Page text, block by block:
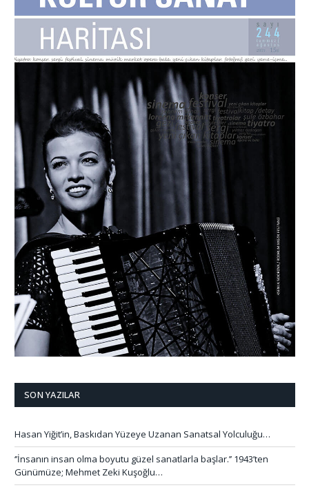
SON YAZILAR
Hasan Yiğit’in, Baskıdan Yüzeye Uzanan Sanatsal Yolculuğu…
‘’İnsanın insan olma boyutu güzel sanatlarla başlar.’’ 1943’ten
Günümüze; Mehmet Zeki Kuşoğlu…